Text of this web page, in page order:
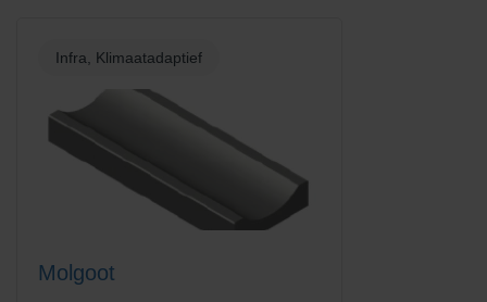
Infra, Klimaatadaptief
Molgoot